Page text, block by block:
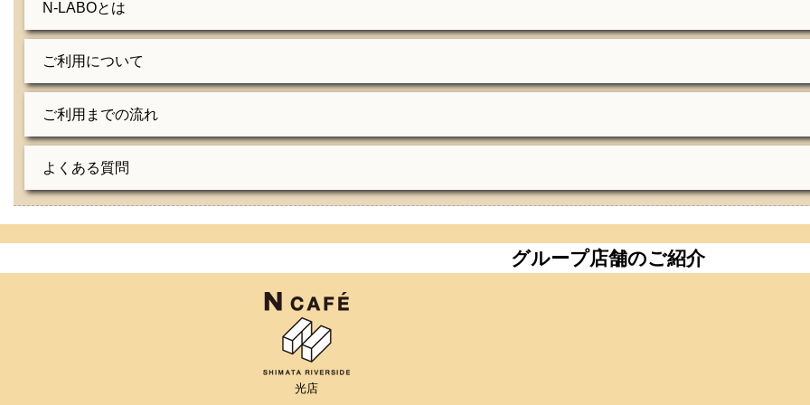
N-LABOとは
ご利用について
ご利用までの流れ
よくある質問
グループ店舗のご紹介
光店